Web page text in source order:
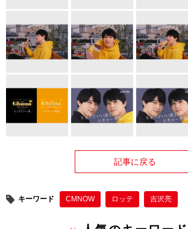
記事に戻る
キーワード CMNOW ロッテ 吉沢亮